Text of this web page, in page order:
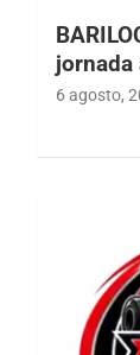
jornada
6 agosto,